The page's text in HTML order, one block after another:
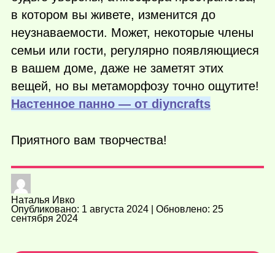
в котором вы живете, изменится до
неузнаваемости. Может, некоторые члены
семьи или гости, регулярно появляющиеся
в вашем доме, даже не заметят этих
вещей, но вы метаморфозу точно ощутите!
Настенное панно — от diyncrafts
Приятного вам творчества!
Наталья Ивко
Опубликовано: 1 августа 2024 | Обновлено: 25
сентября 2024